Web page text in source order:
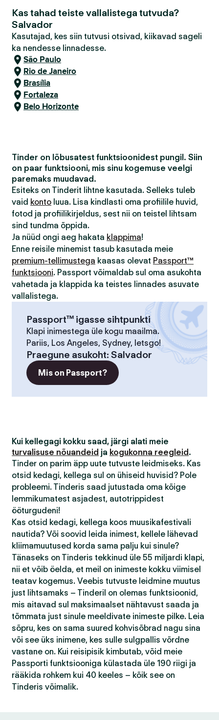
Kas tahad teiste vallalistega tutvuda?
Salvador
Kasutajad, kes siin tutvusi otsivad, kiikavad sageli
ka nendesse linnadesse.
São Paulo
Rio de Janeiro
Brasília
Fortaleza
Belo Horizonte
Tinder on lõbusatest funktsioonidest pungil. Siin
on paar funktsiooni, mis sinu kogemuse veelgi
paremaks muudavad.
Esiteks on Tinderit lihtne kasutada. Selleks tuleb
vaid konto luua. Lisa kindlasti oma profiilile huvid,
fotod ja profiilikirjeldus, sest nii on teistel lihtsam
sind tundma õppida.
Ja nüüd ongi aeg hakata klappima!
Enne reisile minemist tasub kasutada meie
premium-tellimustega kaasas olevat Passport™
funktsiooni. Passport võimaldab sul oma asukohta
vahetada ja klappida ka teistes linnades asuvate
vallalistega.
Passport™ igasse sihtpunkti
Klapi inimestega üle kogu maailma.
Pariis, Los Angeles, Sydney, letsgo!
Praegune asukoht: Salvador
Mis on Passport?
Kui kellegagi kokku saad, järgi alati meie
turvalisuse nõuandeid ja kogukonna reegleid .
Tinder on parim äpp uute tutvuste leidmiseks. Kas
otsid kedagi, kellega sul on ühiseid huvisid? Pole
probleemi. Tinderis saad jutustada oma kõige
lemmikumatest asjadest, autotrippidest
ööturgudeni!
Kas otsid kedagi, kellega koos muusikafestivali
nautida? Või soovid leida inimest, kellele lähevad
kliimamuutused korda sama palju kui sinule?
Tänaseks on Tinderis tekkinud üle 55 miljardi klapi,
nii et võib öelda, et meil on inimeste kokku viimisel
teatav kogemus. Veebis tutvuste leidmine muutus
just lihtsamaks – Tinderil on olemas funktsioonid,
mis aitavad sul maksimaalset nähtavust saada ja
tõmmata just sinule meeldivate inimeste pilke. Leia
sõpru, kes on sama suured kohvisõbrad nagu sina
või see üks inimene, kes sulle sulgpallis võrdne
vastane on. Kui reisipisik kimbutab, võid meie
Passporti funktsiooniga külastada üle 190 riigi ja
rääkida rohkem kui 40 keeles – kõik see on
Tinderis võimalik.